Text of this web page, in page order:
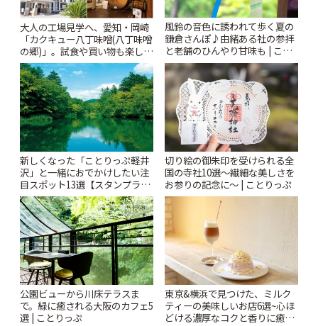
大人の工場見学へ、愛知・岡崎
「カクキュー八丁味噌(八丁味噌
の郷)」。試食や買い物も楽しみ
♪ | ことりっぷ
風鈴の音色に誘われて歩く夏の
鎌倉さんぽ♪由緒ある社の参拝
と老舗のひんやり甘味も | こと
りっぷ
新しくなった「ことりっぷ軽井
沢」と一緒におでかけしたい注
目スポット13選【スタンプラリ
ー開催中】 | ことりっぷ
切り絵の御朱印を受けられる全
国の寺社10選〜繊細な美しさを
お参りの記念に〜 | ことりっぷ
公園ビューから川床テラスま
で。緑に癒される大阪のカフェ5
選 | ことりっぷ
東京&横浜で見つけた、ミルク
ティーの美味しいお店6選~心ほ
どける濃厚なコクと香りに癒や